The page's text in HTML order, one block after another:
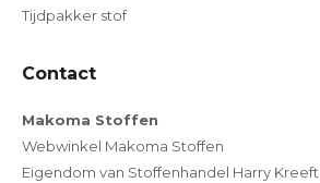
Tijdpakker stof
Contact
Makoma Stoffen
Webwinkel Makoma Stoffen
Eigendom van Stoffenhandel Harry Kreeft